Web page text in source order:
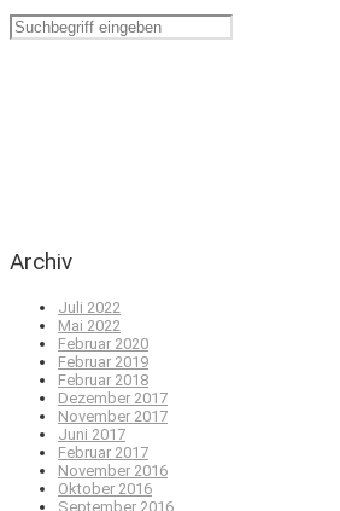
Archiv
Juli 2022
Mai 2022
Februar 2020
Februar 2019
Februar 2018
Dezember 2017
November 2017
Juni 2017
Februar 2017
November 2016
Oktober 2016
September 2016